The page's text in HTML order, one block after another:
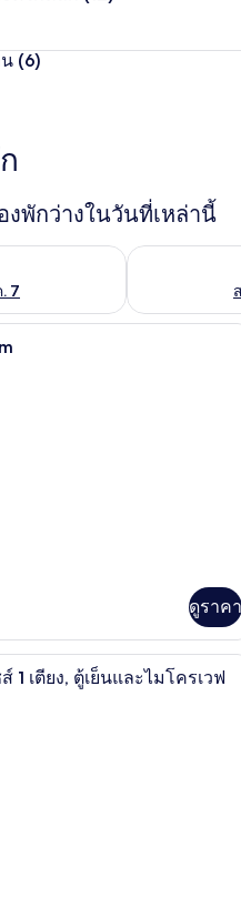
(6)
พักว่างในวันที่เหล่านี้
7
งในคืนนี้ ส.ค. 6 - ส.ค. 7
ตรวจสอบจำน
ตู้นิรภัยในห้องพัก, โต๊ะทำงาน, ห้
ดูราคา
ตู้นิรภัยในห้องพัก, โต๊ะทำงาน, ห้
1 เตียง, ตู้เย็นและไมโครเวฟ